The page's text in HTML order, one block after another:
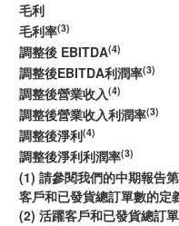
毛利
毛利率(3)
調整後 EBITDA(4)
調整後EBITDA利潤率(3)
調整後營業收入(4)
調整後營業收入利潤率(3)
調整後淨利(4)
調整後淨利利潤率(3)
(1) 請參閱我們的中期報告
客戶和已發貨總訂單數的定
(2) 活躍客戶和已發貨總訂